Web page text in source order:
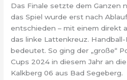
Das Finale setzte dem Ganzen
das Spiel wurde erst nach
entschieden – mit einem direkt
das linke Lattenkreuz.
bedeutet. So ging der „große“
Cups 2024 in diesem Jahr an
Kalkberg 06 aus Bad Segeberg.